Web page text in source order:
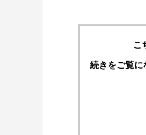
こ
続きをご覧に